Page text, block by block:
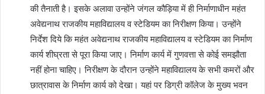
की तैनाती है। इसके अलावा उन्होंने जंगल कौड़िया में ही निर्माणाधीन महंत
अवेद्यनाथ राजकीय महाविद्यालय व स्टेडियम का निरीक्षण किया। उन्होंने
निर्देश दिये कि महंत अवेद्यनाथ राजकीय महाविद्यालय व स्टेडियम का निर्माण
कार्य शीघ्रता से पूरा किया जाए। निर्माण कार्य में गुणवत्ता से कोई समझौता
नहीं होना चाहिए। निरीक्षण के दौरान उन्होंने महाविद्यालय के सभी कमरों और
छात्रावास के निर्माण कार्य को देखा। यहां पर डिग्री कॉलेज के मुख्य भवन